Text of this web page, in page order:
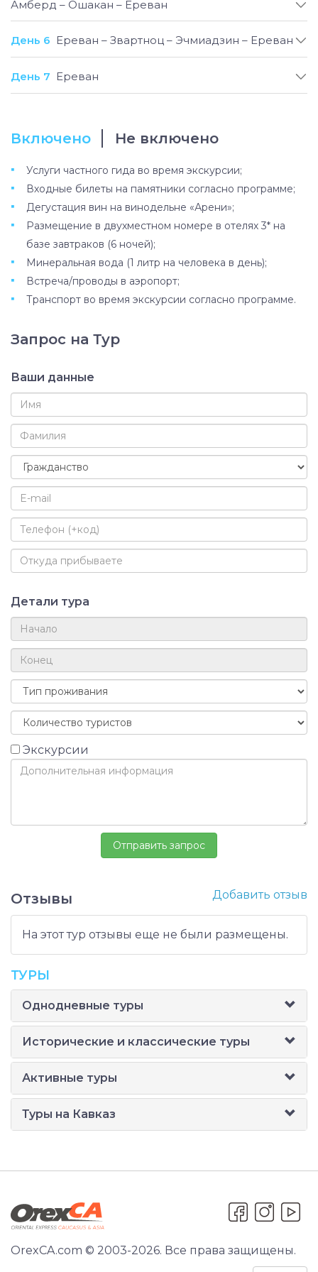
Амберд – Ошакан – Ереван
День 6 Ереван – Звартноц – Эчмиадзин – Ереван
День 7 Ереван
Включено Не включено
Услуги частного гида во время экскурсии;
Входные билеты на памятники согласно программе;
Дегустация вин на винодельне «Арени»;
Размещение в двухместном номере в отелях 3* на
базе завтраков (6 ночей);
Минеральная вода (1 литр на человека в день);
Встреча/проводы в аэропорт;
Транспорт во время экскурсии согласно программе.
Запрос на Тур
Ваши данные
Детали тура
Экскурсии
Отзывы Добавить отзыв
На этот тур отзывы еще не были размещены.
ТУРЫ
Однодневные туры
Исторические и классические туры
Активные туры
Туры на Кавказ
OrexCA.com © 2003-2026. Все права защищены.